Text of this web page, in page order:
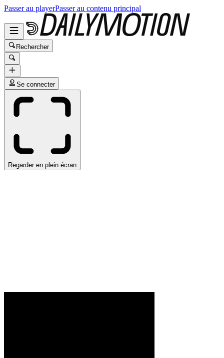
Passer au playerPasser au contenu principal
Rechercher
Se connecter
Regarder en plein écran